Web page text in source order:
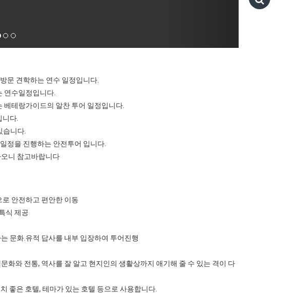
문 견학하는 연수 일정입니다.
연수일정입니다.
테랑가이드의 알찬 투어 일정입니다.
다.
니다.
정을 진행하는 안전투어 입니다.
니 참고바랍니다
안전하고 편안한 이동
식 제공
문화.유적 답사를 내부 입장하여 투어진행
화와 전통, 역사를 잘 알고 현지인의 생활상까지 애기해 줄 수 있는 격이 다
좋은 호텔, 테마가 있는 호텔 등으로 사용합니다.